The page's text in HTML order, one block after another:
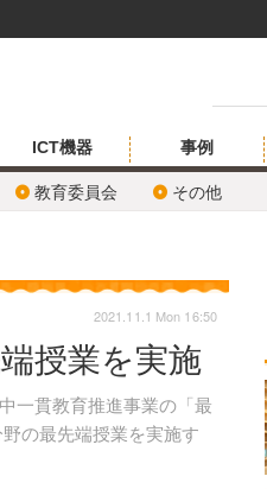
教育委員会 その他
ICT機器 事例
授業を実施
一貫教育推進事業の「最
の最先端授業を実施す
2021.11.1 Mon 16:50